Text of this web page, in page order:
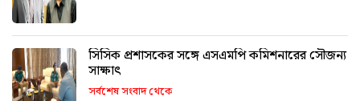
সিসিক প্রশাসকের সঙ্গে এসএমপি কমিশনারের সৌজন্য
সাক্ষাৎ
সর্বশেষ সংবাদ থেকে